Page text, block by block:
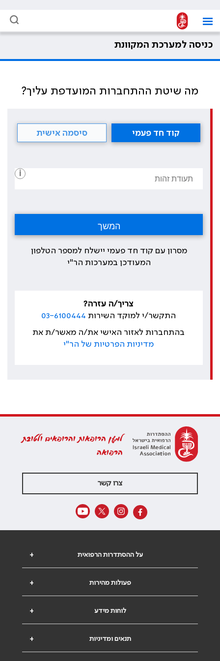
כניסה למערכת המקוונת
מה שיטת ההתחברות המועדפת עליך?
קוד חד פעמי סיסמה אישית
i
מסרון עם קוד חד פעמי יישלח למספר הטלפון
המעודכן במערכות הר"י
צריך/ה עזרה?
התקשר/י למוקד השירות 03-6100444
בהתחברות לאזור האישי את/ה מאשר/ת את
מדיניות הפרטיות של הר"י
למען הרופאות והרופאים ולטובת
הרפואה
צרו קשר
+ על ההסתדרות הרפואית
+ פעולות מהירות
+ לוחות מידע
+ תנאים ומדיניות